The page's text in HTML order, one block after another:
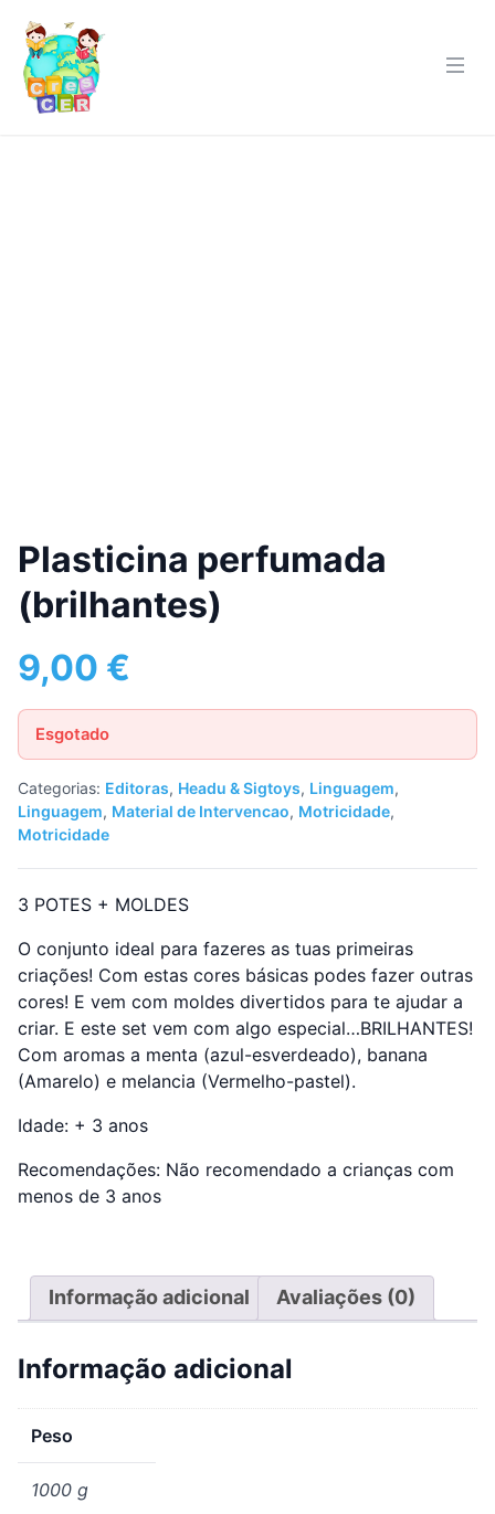
Plasticina perfumada
(brilhantes)
9,00 €
Esgotado
Categorias: Editoras, Headu & Sigtoys, Linguagem,
Linguagem, Material de Intervencao, Motricidade,
Motricidade
3 POTES + MOLDES
O conjunto ideal para fazeres as tuas primeiras
criações! Com estas cores básicas podes fazer outras
cores! E vem com moldes divertidos para te ajudar a
criar. E este set vem com algo especial…BRILHANTES!
Com aromas a menta (azul-esverdeado), banana
(Amarelo) e melancia (Vermelho-pastel).
Idade: + 3 anos
Recomendações: Não recomendado a crianças com
menos de 3 anos
Informação adicional Avaliações (0)
Informação adicional
Peso
1000 g